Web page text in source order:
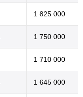
1 825 000
1 750 000
1 710 000
1 645 000